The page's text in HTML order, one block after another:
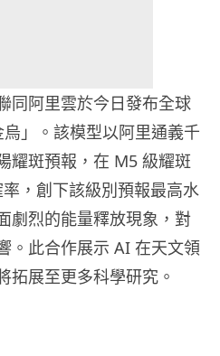
同阿里雲於今日發布全球
」。該模型以阿里通義千
耀斑預報，在 M5 級耀斑
，創下該級別預報最高水
劇烈的能量釋放現象，對
。此合作展示 AI 在天文領
拓展至更多科學研究。